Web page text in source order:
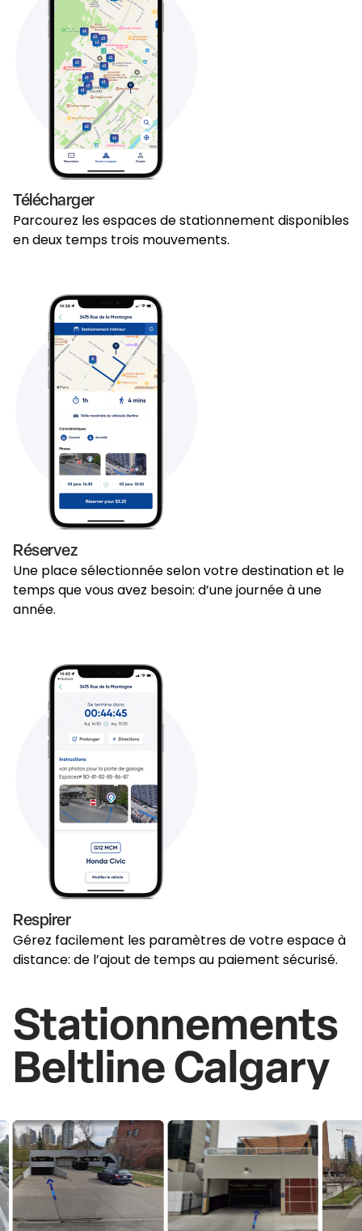
Télécharger
Parcourez les espaces de stationnement disponibles
en deux temps trois mouvements.
Réservez
Une place sélectionnée selon votre destination et le
temps que vous avez besoin: d’une journée à une
année.
Respirer
Gérez facilement les paramètres de votre espace à
distance: de l’ajout de temps au paiement sécurisé.
Stationnements
Beltline Calgary